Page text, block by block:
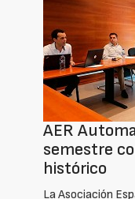
AER
semestre
histórico
La Asociación